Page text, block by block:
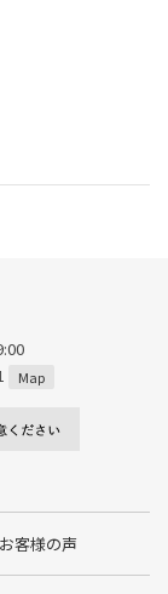
Map
お客様の声